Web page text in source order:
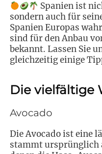
Spanien ist
sondern auch für
Spanien Europas
sind für den Anbau
bekannt. Lassen Sie
gleichzeitig einige
Die vielfältige
Avocado
Die Avocado ist eine
stammt ursprünglich